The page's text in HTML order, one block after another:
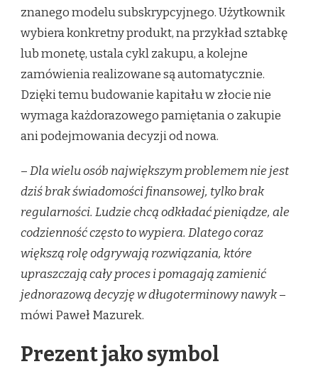
znanego modelu subskrypcyjnego. Użytkownik
wybiera konkretny produkt, na przykład sztabkę
lub monetę, ustala cykl zakupu, a kolejne
zamówienia realizowane są automatycznie.
Dzięki temu budowanie kapitału w złocie nie
wymaga każdorazowego pamiętania o zakupie
ani podejmowania decyzji od nowa.
–Dla wielu osób największym problemem nie jest
dziś brak świadomości finansowej, tylko brak
regularności. Ludzie chcą odkładać pieniądze, ale
codzienność często to wypiera. Dlatego coraz
większą rolę odgrywają rozwiązania, które
upraszczają cały proces i pomagają zamienić
jednorazową decyzję w długoterminowy nawyk–
mówi Paweł Mazurek.
Prezent jako symbol